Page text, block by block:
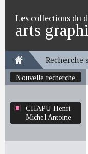
Les collections du
arts
Recherche
Nouvelle recherche
CHAPU Henri
Michel Antoine